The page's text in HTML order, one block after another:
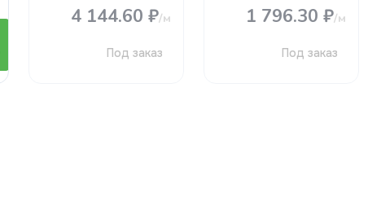
4 144.60 ₽/м
Под заказ
1 796.30 ₽/м
Под заказ